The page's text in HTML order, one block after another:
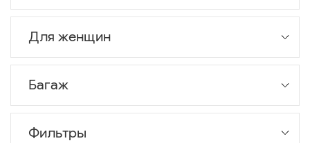
Для женщин
Багаж
Фильтры